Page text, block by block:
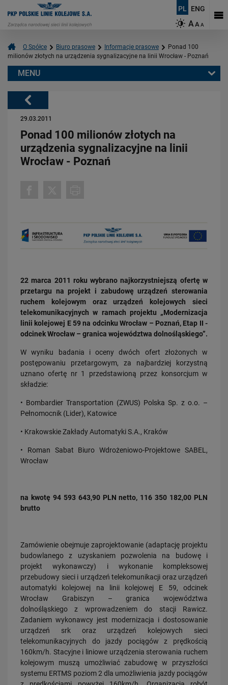
PL ENG
AAA
O Spółce Biuro prasowe Informacje prasowe
Ponad 100
milionów złotych na urządzenia sygnalizacyjne na linii Wrocław - Poznań
Powrót
29.03.2011
Ponad 100 milionów złotych na
urządzenia sygnalizacyjne na linii
Wrocław - Poznań
22 marca 2011 roku wybrano najkorzystniejszą ofertę w
przetargu na projekt i zabudowę urządzeń sterowania
ruchem kolejowym oraz urządzeń kolejowych sieci
telekomunikacyjnych w ramach projektu „Modernizacja
linii kolejowej E 59 na odcinku Wrocław – Poznań, Etap II -
odcinek Wrocław – granica województwa dolnośląskiego”.
W wyniku badania i oceny dwóch ofert złożonych w
postępowaniu przetargowym, za najbardziej korzystną
uznano ofertę nr 1 przedstawioną przez konsorcjum w
składzie:
• Bombardier Transportation (ZWUS) Polska Sp. z o.o. –
Pełnomocnik (Lider), Katowice
• Krakowskie Zakłady Automatyki S.A., Kraków
• Roman Sabat Biuro Wdrożeniowo-Projektowe SABEL,
Wrocław
na kwotę 94 593 643,90 PLN netto, 116 350 182,00 PLN
brutto
Zamówienie obejmuje zaprojektowanie (adaptację projektu
budowlanego z uzyskaniem pozwolenia na budowę i
projekt wykonawczy) i wykonanie kompleksowej
przebudowy sieci i urządzeń telekomunikacji oraz urządzeń
automatyki kolejowej na linii kolejowej E 59, odcinek
Wrocław Grabiszyn – granica województwa
dolnośląskiego z wprowadzeniem do stacji Rawicz.
Zadaniem wykonawcy jest modernizacja i dostosowanie
urządzeń srk oraz urządzeń kolejowych sieci
telekomunikacyjnych do jazdy pociągów z prędkością
160km/h. Stacyjne i liniowe urządzenia sterowania ruchem
kolejowym muszą umożliwiać zabudowę w przyszłości
systemu ERTMS poziom 2 dla umożliwienia jazdy pociągów
MENU
03.08.2026
Dzięki KPO kolej zmieniła Limanową
PRZECZYTAJ
Dobre zmiany dla mieszkańców Katowic. Gotowy jest ważny wiadukt
30.07.2026
Nowy wiadukt w Żorach otwarty. Bezpieczniejsze przejazdy,
sprawniejsza…
PRZECZYTAJ